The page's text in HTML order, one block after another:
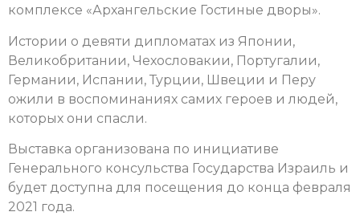
комплексе «Архангельские Гостиные дворы».
Истории о девяти дипломатах из Японии,
Великобритании, Чехословакии, Португалии,
Германии, Испании, Турции, Швеции и Перу
ожили в воспоминаниях самих героев и людей,
которых они спасли.
Выставка организована по инициативе
Генерального консульства Государства Израиль и
будет доступна для посещения до конца февраля
2021 года.